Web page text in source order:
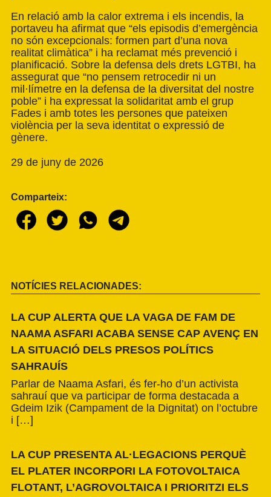
En relació amb la calor extrema i els incendis, la
portaveu ha afirmat que “els episodis d’emergència
no són excepcionals: formen part d’una nova
realitat climàtica” i ha reclamat més prevenció i
planificació. Sobre la defensa dels drets LGTBI, ha
assegurat que “no pensem retrocedir ni un
mil·límetre en la defensa de la diversitat del nostre
poble” i ha expressat la solidaritat amb el grup
Fades i amb totes les persones que pateixen
violència per la seva identitat o expressió de
gènere.
29 de juny de 2026
Comparteix:
NOTÍCIES RELACIONADES:
LA CUP ALERTA QUE LA VAGA DE FAM DE
NAAMA ASFARI ACABA SENSE CAP AVENÇ EN
LA SITUACIÓ DELS PRESOS POLÍTICS
SAHRAUÍS
Parlar de Naama Asfari, és fer-ho d’un activista
sahrauí que va participar de forma destacada a
Gdeim Izik (Campament de la Dignitat) on l’octubre
i […]
LA CUP PRESENTA AL·LEGACIONS PERQUÈ
EL PLATER INCORPORI LA FOTOVOLTAICA
FLOTANT, L’AGROVOLTAICA I PRIORITZI ELS